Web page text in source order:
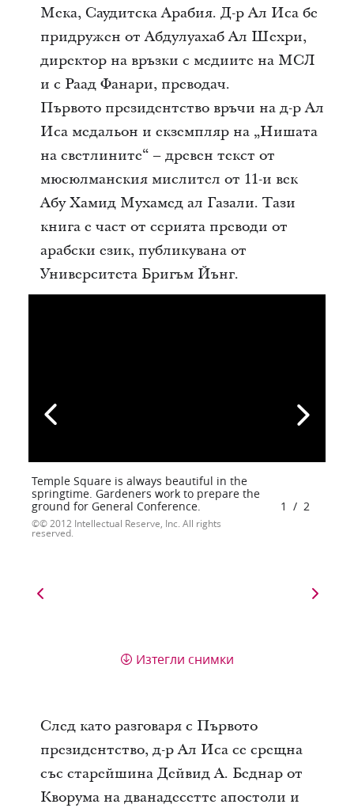
Мека, Саудитска Арабия. Д-р Ал Иса бе
придружен от Абдулуахаб Ал Шехри,
директор на връзки с медиите на МСЛ
и с Раад Фанари, преводач.
Първото президентство връчи на д-р Ал
Иса медальон и екземпляр на „Нишата
на светлините“ – древен текст от
мюсюлманския мислител от 11-и век
Абу Хамид Мухамед ал Газали. Тази
книга е част от серията преводи от
арабски език, публикувана от
Университета Бригъм Йънг.
Temple Square is always beautiful in the
springtime. Gardeners work to prepare the
ground for General Conference.
© 2012 Intellectual Reserve, Inc. All rights
reserved.
1 / 2
Изтегли снимки
След като разговаря с Първото
президентство, д-р Ал Иса се срещна
със старейшина Дейвид А. Беднар от
Кворума на дванадесетте апостоли и